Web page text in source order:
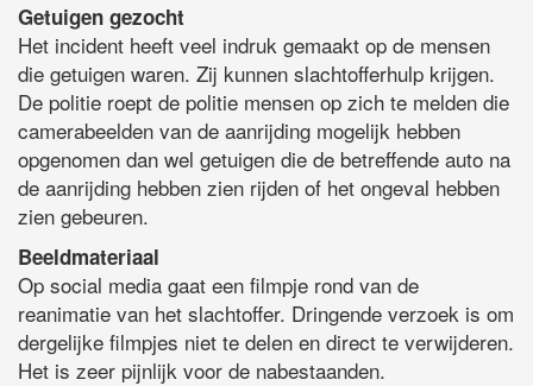
Getuigen gezocht
Het incident heeft veel indruk gemaakt op de mensen
die getuigen waren. Zij kunnen slachtofferhulp krijgen.
De politie roept de politie mensen op zich te melden die
camerabeelden van de aanrijding mogelijk hebben
opgenomen dan wel getuigen die de betreffende auto na
de aanrijding hebben zien rijden of het ongeval hebben
zien gebeuren.
Beeldmateriaal
Op social media gaat een filmpje rond van de
reanimatie van het slachtoffer. Dringende verzoek is om
dergelijke filmpjes niet te delen en direct te verwijderen.
Het is zeer pijnlijk voor de nabestaanden.